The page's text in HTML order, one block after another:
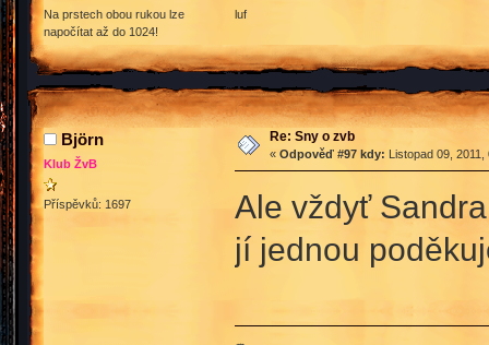
Na prstech obou rukou lze
napočítat až do 1024!
luf
Björn
Klub ŽvB
Příspěvků: 1697
Re: Sny o zvb
« Odpověď #97 kdy: Listopad 09,
Ale vždyť
jí jednou